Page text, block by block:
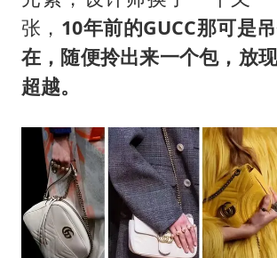
张， 10年前的GUCC那可是
在，随便拎出来一个包，放
超越。